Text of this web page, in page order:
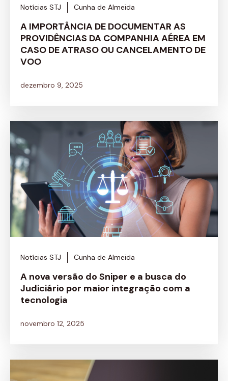
Notícias STJ Cunha de Almeida
A IMPORTÂNCIA DE DOCUMENTAR AS
PROVIDÊNCIAS DA COMPANHIA AÉREA EM
CASO DE ATRASO OU CANCELAMENTO DE
VOO
dezembro 9, 2025
Notícias STJ Cunha de Almeida
A nova versão do Sniper e a busca do
Judiciário por maior integração com a
tecnologia
novembro 12, 2025